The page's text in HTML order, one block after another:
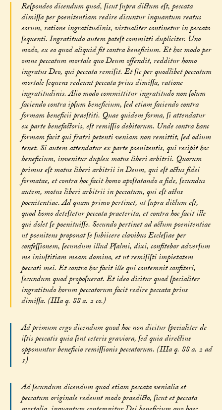
Reſpondeo dicendum quod, ſicut ſupra dictum eſt, peccata
dimiſſa per poenitentiam redire dicuntur inquantum reatus
eorum, ratione ingratitudinis, virtualiter continetur in peccato
ſequenti. Ingratitudo autem poteſt committi dupliciter. Uno
modo, ex eo quod aliquid fit contra beneficium. Et hoc modo per
omne peccatum mortale quo Deum offendit, redditur homo
ingratus Deo, qui peccata remiſit. Et ſic per quodlibet peccatum
mortale ſequens redeunt peccata prius dimiſſa, ratione
ingratitudinis. Alio modo committitur ingratitudo non ſolum
faciendo contra ipſum beneficium, ſed etiam faciendo contra
formam beneficii praeſtiti. Quae quidem forma, ſi attendatur
ex parte benefactoris, eſt remiſſio debitorum. Unde contra hanc
formam facit qui fratri petenti veniam non remittit, ſed odium
tenet. Si autem attendatur ex parte poenitentis, qui recipit hoc
beneficium, invenitur duplex motus liberi arbitrii. Quorum
primus eſt motus liberi arbitrii in Deum, qui eſt actus fidei
formatae, et contra hoc facit homo apoſtatando a fide, ſecundus
autem, motus liberi arbitrii in peccatum, qui eſt actus
poenitentiae. Ad quam primo pertinet, ut ſupra dictum eſt,
quod homo deteſtetur peccata praeterita, et contra hoc facit ille
qui dolet ſe poenituiſſe. Secundo pertinet ad actum poenitentiae
ut poenitens proponat ſe ſubiicere clavibus Eccleſiae per
confeſſionem, ſecundum illud Pſalmi, dixi, confitebor adverſum
me iniuſtitiam meam domino, et ut remiſiſti impietatem
peccati mei. Et contra hoc facit ille qui contemnit confiteri,
ſecundum quod propoſuerat. Et ideo dicitur quod ſpecialiter
ingratitudo horum peccatorum facit redire peccata prius
dimiſſa. (IIIa q. 88 a. 2 co.)
Ad primum ergo dicendum quod hoc non dicitur ſpecialiter de
iſtis peccatis quia ſint ceteris graviora, ſed quia directius
opponuntur beneficio remiſſionis peccatorum. (IIIa q. 88 a. 2 ad
1)
Ad ſecundum dicendum quod etiam peccata venialia et
peccatum originale redeunt modo praedicto, ſicut et peccata